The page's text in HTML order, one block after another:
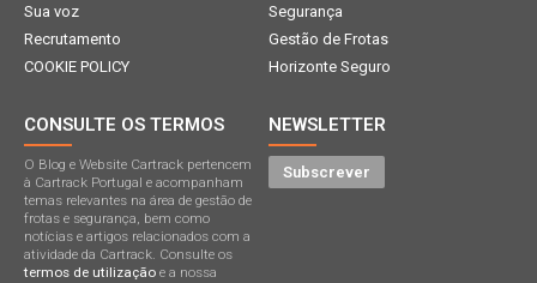
Sua voz
Recrutamento
COOKIE POLICY
Segurança
Gestão de Frotas
Horizonte Seguro
NEWSLETTER
Subscrever
CONSULTE OS TERMOS
O Blog e Website Cartrack pertencem
à Cartrack Portugal e acompanham
temas relevantes na área de gestão de
frotas e segurança, bem como
notícias e artigos relacionados com a
atividade da Cartrack. Consulte os
termos de utilização e a nossa